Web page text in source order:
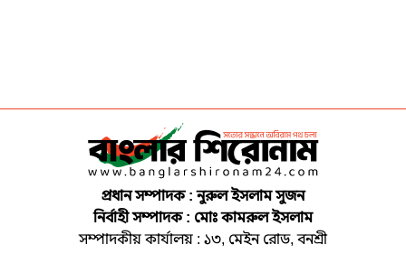
প্রধান সম্পাদক : নুরুল ইসলাম সুজন
নির্বাহী সম্পাদক : মোঃ কামরুল ইসলাম
সম্পাদকীয় কার্যালয় : ১৩, মেইন রোড, বনশ্রী